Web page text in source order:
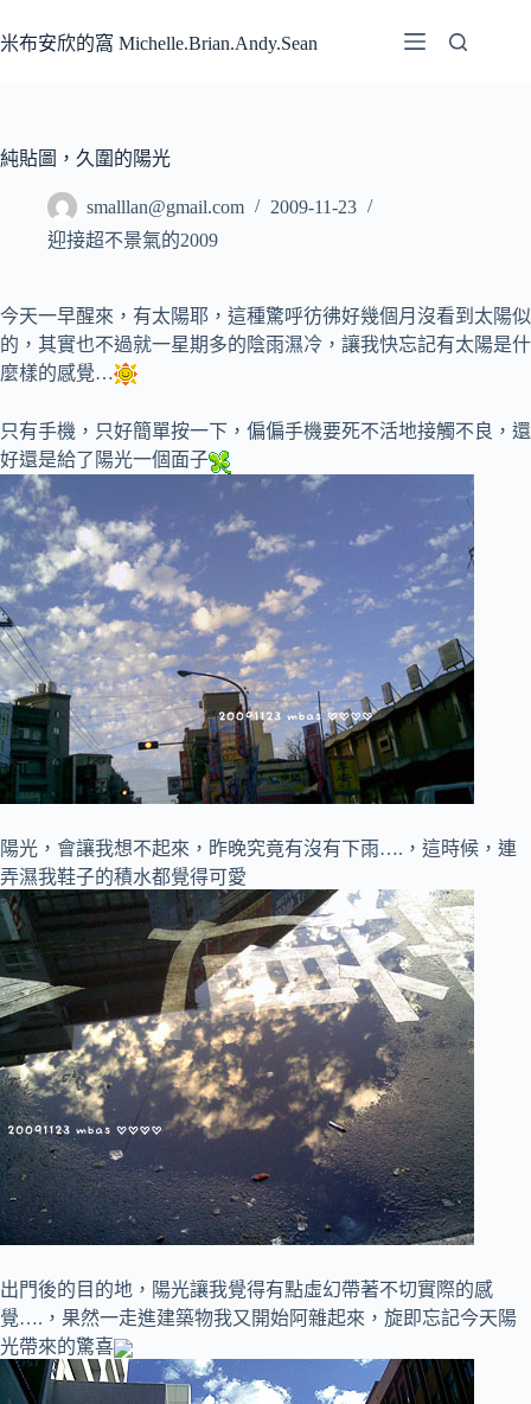
至
容
米布安欣的窩 Michelle.Brian.Andy.Sean
純貼圖，久圍的陽光
smalllan@gmail.com
2009-11-23
迎接超不景氣的2009
今天一早醒來，有太陽耶，這種驚呼彷彿好幾個月沒看到太陽似
的，其實也不過就一星期多的陰雨濕冷，讓我快忘記有太陽是什
麼樣的感覺…
只有手機，只好簡單按一下，偏偏手機要死不活地接觸不良，還
好還是給了陽光一個面子
陽光，會讓我想不起來，昨晚究竟有沒有下雨….，這時候，連
弄濕我鞋子的積水都覺得可愛
出門後的目的地，陽光讓我覺得有點虛幻帶著不切實際的感
覺….，果然一走進建築物我又開始阿雜起來，旋即忘記今天陽
光帶來的驚喜